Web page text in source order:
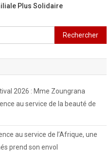
Plus Solidaire
Rechercher :
2026 : Mme Zoungrana
au service de la beauté de
au service de l’Afrique, une
prend son envol